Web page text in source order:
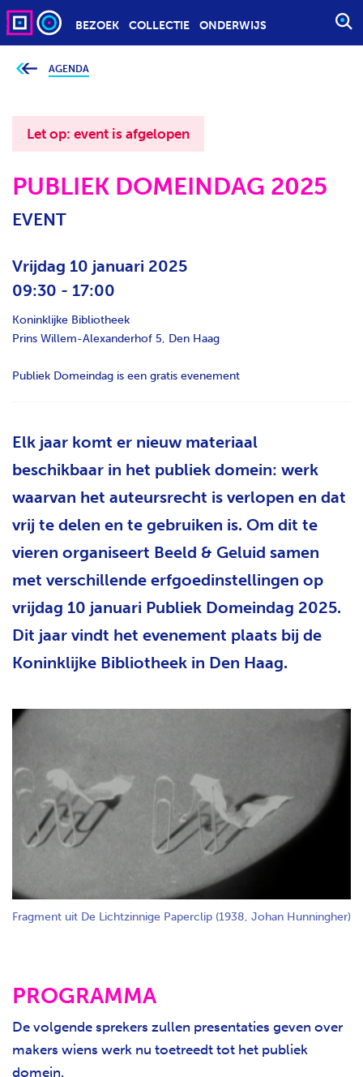
BEZOEK COLLECTIE ONDERWIJS
S
T
J
v
d
e
h
e
AGENDA
Let op: event is afgelopen
PUBLIEK DOMEINDAG 2025
EVENT
Vrijdag 10 januari 2025
09:30 - 17:00
Koninklijke Bibliotheek
Prins Willem-Alexanderhof 5, Den Haag
Publiek Domeindag is een gratis evenement
Elk jaar komt er nieuw materiaal
beschikbaar in het publiek domein: werk
waarvan het auteursrecht is verlopen en dat
vrij te delen en te gebruiken is. Om dit te
vieren organiseert Beeld & Geluid samen
met verschillende erfgoedinstellingen op
vrijdag 10 januari Publiek Domeindag 2025.
Dit jaar vindt het evenement plaats bij de
Koninklijke Bibliotheek in Den Haag.
Fragment uit De Lichtzinnige Paperclip (1938, Johan Hunningher)
PROGRAMMA
De volgende sprekers zullen presentaties geven over
makers wiens werk nu toetreedt tot het publiek
domein.